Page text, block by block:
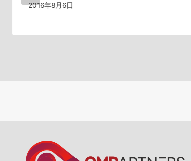
ン
2016年8月6日